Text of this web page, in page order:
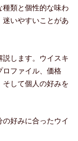
類と個性的な味わ
いやすいことがあ
説します。ウイスキ
ロファイル、価格
して個人の好みを
好みに合ったウイ